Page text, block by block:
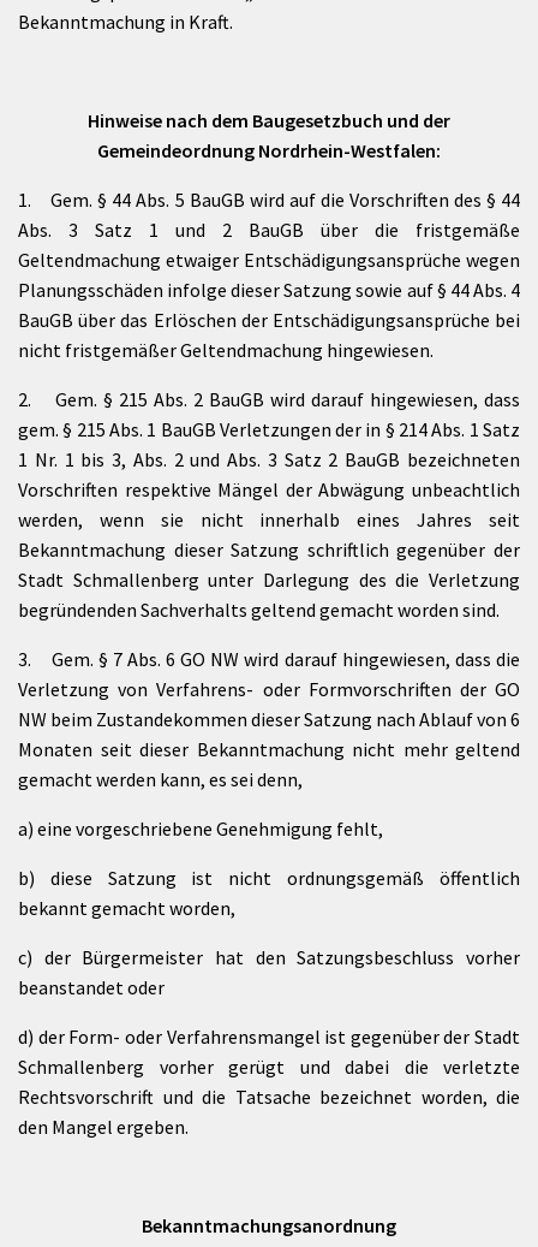
Bekanntmachung in Kraft.
Hinweise nach dem Baugesetzbuch und der
Gemeindeordnung Nordrhein-Westfalen:
1. Gem. § 44 Abs. 5 BauGB wird auf die Vorschriften des § 44
Abs. 3 Satz 1 und 2 BauGB über die fristgemäße
Geltendmachung etwaiger Entschädigungsansprüche wegen
Planungsschäden infolge dieser Satzung sowie auf § 44 Abs. 4
BauGB über das Erlöschen der Entschädigungsansprüche bei
nicht fristgemäßer Geltendmachung hingewiesen.
2. Gem. § 215 Abs. 2 BauGB wird darauf hingewiesen, dass
gem. § 215 Abs. 1 BauGB Verletzungen der in § 214 Abs. 1 Satz
1 Nr. 1 bis 3, Abs. 2 und Abs. 3 Satz 2 BauGB bezeichneten
Vorschriften respektive Mängel der Abwägung unbeachtlich
werden, wenn sie nicht innerhalb eines Jahres seit
Bekanntmachung dieser Satzung schriftlich gegenüber der
Stadt Schmallenberg unter Darlegung des die Verletzung
begründenden Sachverhalts geltend gemacht worden sind.
3. Gem. § 7 Abs. 6 GO NW wird darauf hingewiesen, dass die
Verletzung von Verfahrens- oder Formvorschriften der GO
NW beim Zustandekommen dieser Satzung nach Ablauf von 6
Monaten seit dieser Bekanntmachung nicht mehr geltend
gemacht werden kann, es sei denn,
a) eine vorgeschriebene Genehmigung fehlt,
b) diese Satzung ist nicht ordnungsgemäß öffentlich
bekannt gemacht worden,
c) der Bürgermeister hat den Satzungsbeschluss vorher
beanstandet oder
d) der Form- oder Verfahrensmangel ist gegenüber der Stadt
Schmallenberg vorher gerügt und dabei die verletzte
Rechtsvorschrift und die Tatsache bezeichnet worden, die
den Mangel ergeben.
Bekanntmachungsanordnung